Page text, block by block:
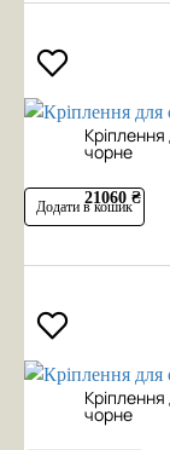
чорне
21060 ₴
Додати в кошик
чорне